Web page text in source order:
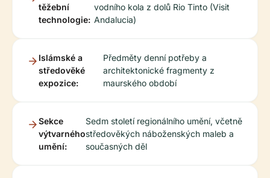
těžební
technologie:
vodního kola z dolů Rio Tinto (Visit
Andalucia)
Islámské a
středověké
expozice:
Předměty denní potřeby a
architektonické fragmenty z
maurského období
Sekce
výtvarného
umění:
Sedm století regionálního umění, včetně
středověkých náboženských maleb a
současných děl